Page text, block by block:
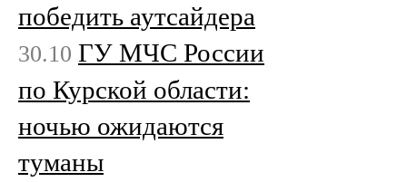
победить аутсайдера
30.10 ГУ МЧС России
по Курской области:
ночью ожидаются
туманы